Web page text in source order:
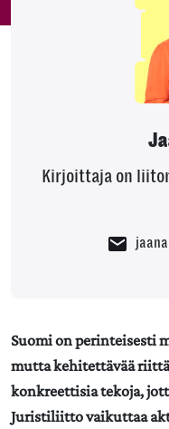
Kirjoittaja on
Suomi on perinteisesti
mutta kehitettävää
konkreettisia tekoja,
Juristiliitto vaikuttaa